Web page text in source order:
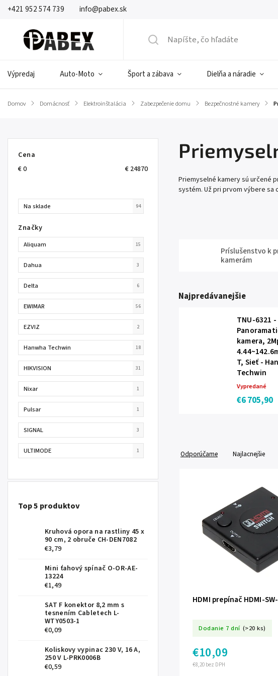
+421 952 574 739 info@pabex.sk
Výpredaj Auto-Moto Šport a zábava Dielňa a náradie
Domov / Domácnosť / Elektroinštalácia / Zabezpečenie domu / Bezpečnostné kamery /
Cena
€0 € 24870
Na sklade 94
Značky
Aliquam 15
Dahua 3
Delta 6
EWIMAR 56
EZVIZ 2
Hanwha Techwin 18
HIKVISION 31
Nixar 1
Pulsar 1
SIGNAL 3
ULTIMODE 1
Top 5 produktov
Kruhová opora na rastliny 45 x
90 cm, 2 obruče CH-DEN7082
€3,79
Mini ťahový spínač O-OR-AE-
13224
€1,49
SAT F konektor 8,2 mm s
tesnením Cabletech L-
WTY0503-1
€0,09
Koliskovy vypinac 230 V, 16 A,
250 V L-PRK0006B
€0,59
Priemyselné kamery sú určené
systém. Už pri prvom výbere
Príslušenstvo k
kamerám
Najpredávanejšie
TNU-6321 -
kamera,
T, Sieť -
Techwin
Vypredané
€6 705,90
Odporúčame Najlacnejšie
HDMI prepínač HDMI-
Dodanie 7 dní (>20 ks)
€8,20 bez DPH
€10,09